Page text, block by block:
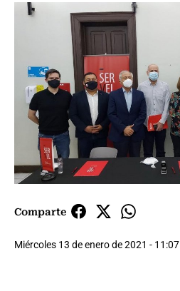
Comparte
Miércoles 13 de enero de 2021 - 11:07